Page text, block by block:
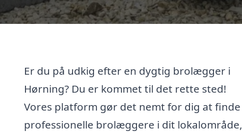
Er du på udkig efter en dygtig brolægger i
Hørning? Du er kommet til det rette sted!
Vores platform gør det nemt for dig at finde
professionelle brolæggere i dit lokalområde,